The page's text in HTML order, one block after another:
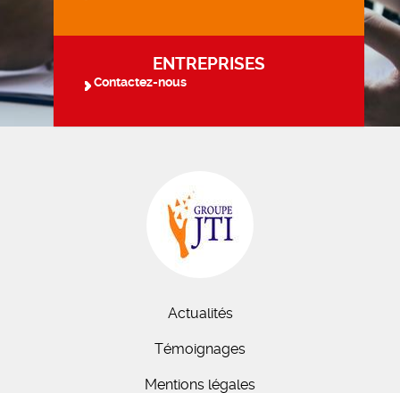
ENTREPRISES
Contactez-nous
Actualités
Témoignages
Mentions légales